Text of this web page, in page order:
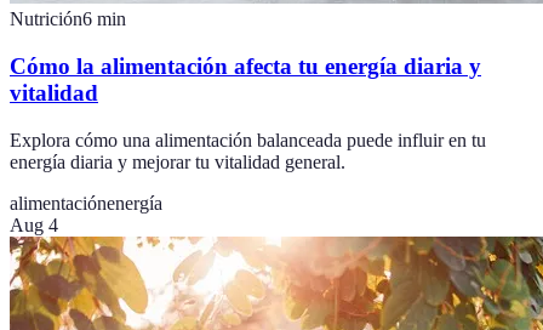
Nutrición6 min
Cómo la alimentación afecta tu energía diaria y
vitalidad
Explora cómo una alimentación balanceada puede influir en tu
energía diaria y mejorar tu vitalidad general.
alimentaciónenergía
Aug 4